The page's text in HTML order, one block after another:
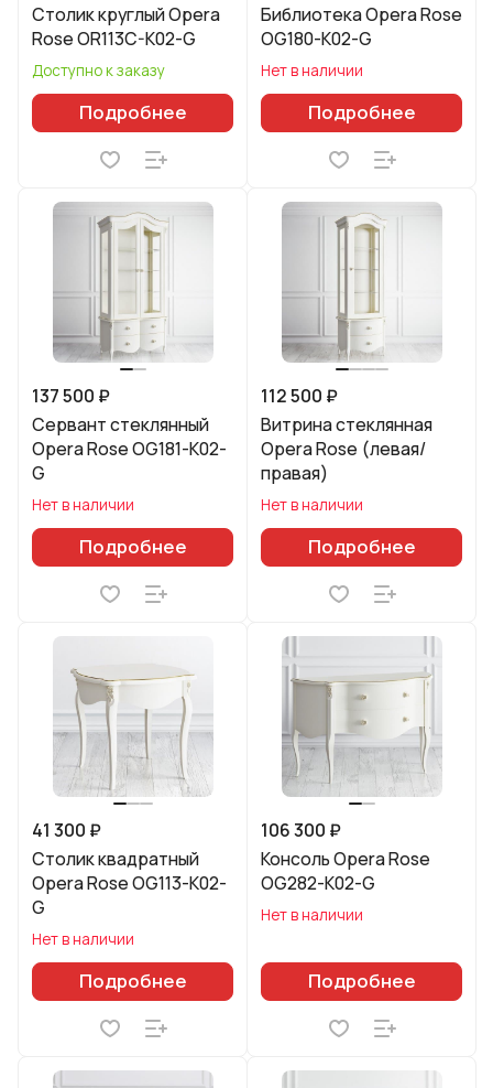
Столик круглый Opera
Rose OR113C-K02-G
Доступно к заказу
Подробнее
Библиотека Opera Rose
OG180-K02-G
Нет в наличии
Подробнее
137 500 ₽
Сервант стеклянный
Opera Rose OG181-K02-
G
Нет в наличии
Подробнее
112 500 ₽
Витрина стеклянная
Opera Rose (левая/
правая)
Нет в наличии
Подробнее
41 300 ₽
Столик квадратный
Opera Rose OG113-K02-
G
Нет в наличии
Подробнее
106 300 ₽
Консоль Opera Rose
OG282-K02-G
Нет в наличии
Подробнее